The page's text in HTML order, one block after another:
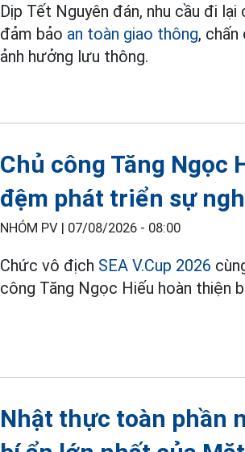
Dịp Tết Nguyên đán, nhu cầu đi
đảm bảo an toàn giao thông,
ảnh hưởng lưu thông.
Chủ công Tăng Ngọc
đệm phát triển sự
NHÓM PV | 07/08/2026 - 08:00
Chức vô địch SEA V.Cup 2026
công Tăng Ngọc Hiếu hoàn thiện
Nhật thực toàn phần